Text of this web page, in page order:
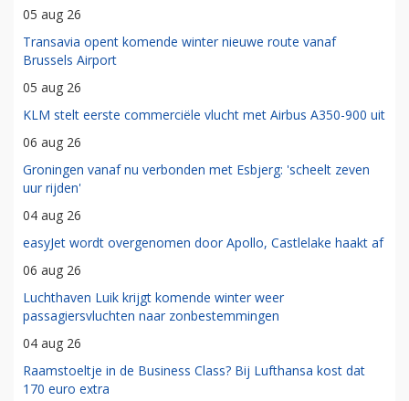
05 aug 26
Transavia opent komende winter nieuwe route vanaf
Brussels Airport
05 aug 26
KLM stelt eerste commerciële vlucht met Airbus A350-900 uit
06 aug 26
Groningen vanaf nu verbonden met Esbjerg: 'scheelt zeven
uur rijden'
04 aug 26
easyJet wordt overgenomen door Apollo, Castlelake haakt af
06 aug 26
Luchthaven Luik krijgt komende winter weer
passagiersvluchten naar zonbestemmingen
04 aug 26
Raamstoeltje in de Business Class? Bij Lufthansa kost dat
170 euro extra